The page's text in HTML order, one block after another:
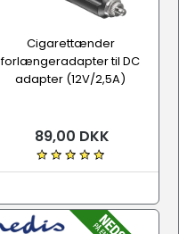
Cigarettænder
forlængeradapter til DC
adapter (12V/2,5A)
89,00 DKK